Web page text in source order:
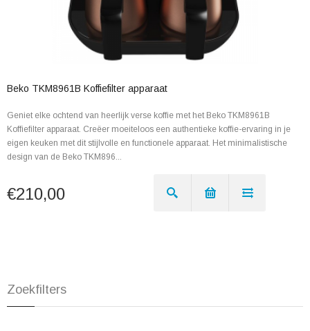
Beko TKM8961B Koffiefilter apparaat
Geniet elke ochtend van heerlijk verse koffie met het Beko TKM8961B
Koffiefilter apparaat. Creëer moeiteloos een authentieke koffie-ervaring in je
eigen keuken met dit stijlvolle en functionele apparaat. Het minimalistische
design van de Beko TKM896...
€210,00
Zoekfilters